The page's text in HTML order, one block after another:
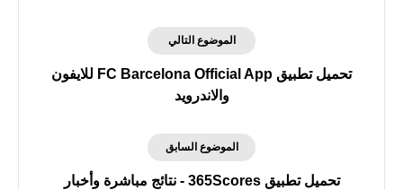
الموضوع التالي
تحميل تطبيق FC Barcelona Official App‏ للايفون
والاندرويد
الموضوع السابق
تحميل تطبيق 365Scores - نتائج مباشرة وأخبار